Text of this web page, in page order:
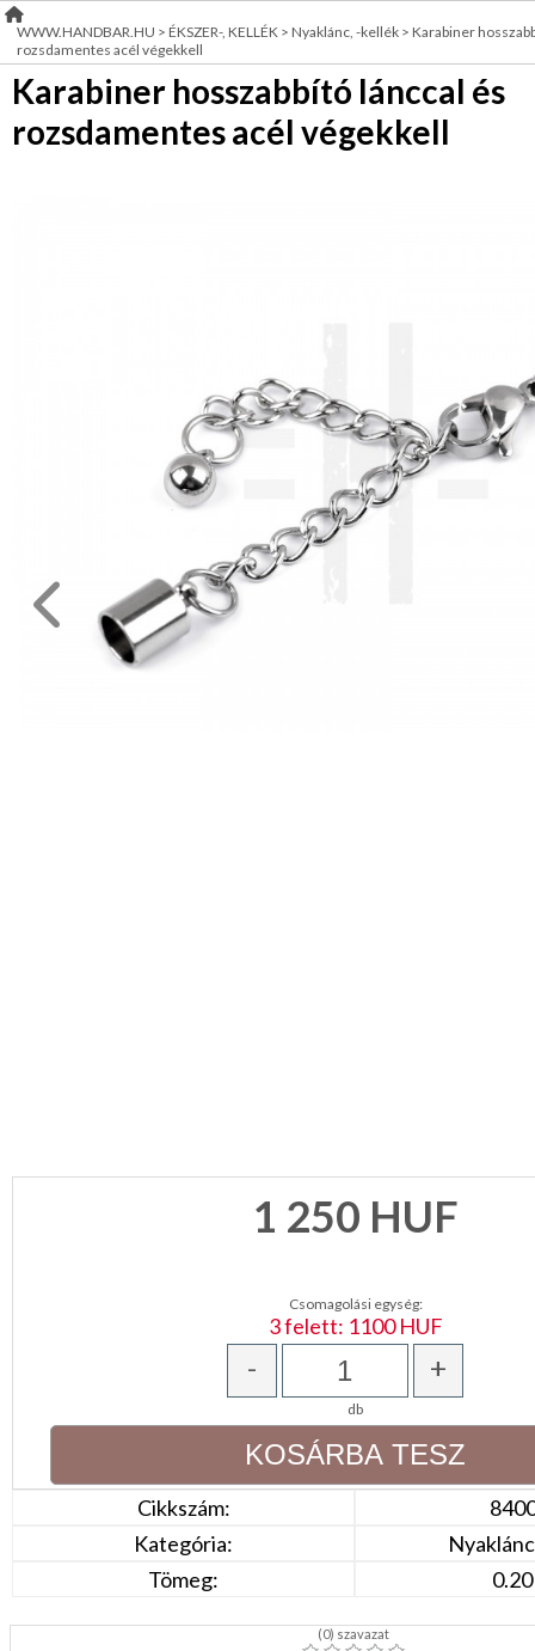
RENDEZVÉNY
DEKORÁCIÓ
ÉRDEKLŐDÉS,ÁRAJÁNLAT
Gyöngy-,gyöngyfűző
Ásvány,
igazgyöngy
Ékszer
PARTY
KELLÉK
ESKÜVŐRE
KÉSZÜLÜNK
NAP
WWW.HANDBAR.HU > ÉKSZER-, KELLÉK > Nyaklánc, -kellék > Karabiner
rozsdamentes acél végekkell
Karabiner hosszabbító lánccal és
rozsdamentes acél végekkell
1 250 HUF
Csomagolási egység:
3 felett: 1100 HUF
- +
db
Cikkszám:
Kategória:
Tömeg:
(0) szavazat